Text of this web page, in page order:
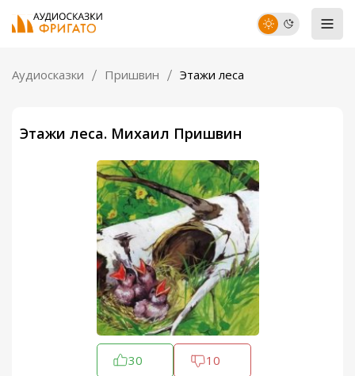
Аудиосказки Пришвин Этажи леса
Этажи леса. Михаил Пришвин
30 10